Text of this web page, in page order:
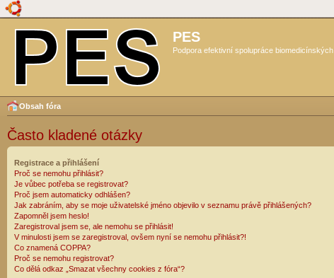
PES
Podpora efektivní spolupráce
Obsah fóra
Často kladené otázky
Registrace a přihlášení
Proč se nemohu přihlásit?
Je vůbec potřeba se registrovat?
Proč jsem automaticky odhlášen?
Jak zabráním, aby se moje uživatelské jméno objevilo v seznamu právě přihlášených?
Zapomněl jsem heslo!
Zaregistroval jsem se, ale nemohu se přihlásit!
V minulosti jsem se zaregistroval, ovšem nyní se nemohu přihlásit?!
Co znamená COPPA?
Proč se nemohu registrovat?
Co dělá odkaz „Smazat všechny cookies z fóra“?